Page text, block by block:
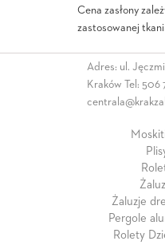
Cena zasłony
zastosowanej
Adres: ul.
Kraków Tel: 506
Żaluzje
Pergole
Rolety